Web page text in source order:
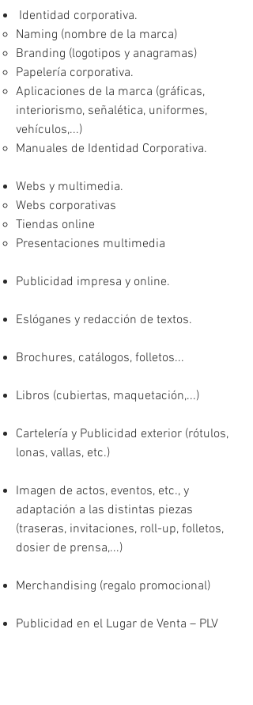
Identidad corporativa.
Naming (nombre de la marca)
Branding (logotipos y anagramas)
Papelería corporativa.
Aplicaciones de la marca (gráficas,
interiorismo, señalética, uniformes,
vehículos,...)
Manuales de Identidad Corporativa.
Webs y multimedia.
Webs corporativas
Tiendas online
Presentaciones multimedia
Publicidad impresa y online.
Eslóganes y redacción de textos.
Brochures, catálogos, folletos...
Libros (cubiertas, maquetación,...)
Cartelería y Publicidad exterior (rótulos,
lonas, vallas, etc.)
Imagen de actos, eventos, etc., y
adaptación a las distintas piezas
(traseras, invitaciones, roll-up, folletos,
dosier de prensa,...)
Merchandising (regalo promocional)
Publicidad en el Lugar de Venta – PLV